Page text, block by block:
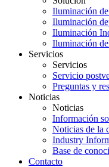
Iluminación de
Iluminación
Iluminación
Iluminación
Servicios
Servicios
Servicio
Preguntas y
Noticias
Noticias
Información
Noticias de la
Industry
Base de
Contacto